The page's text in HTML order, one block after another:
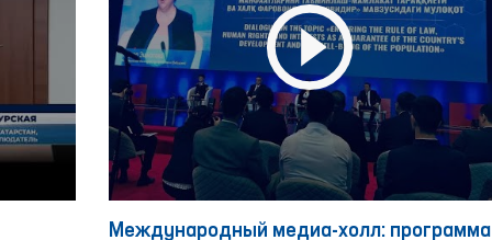
Международный медиа-холл: программа